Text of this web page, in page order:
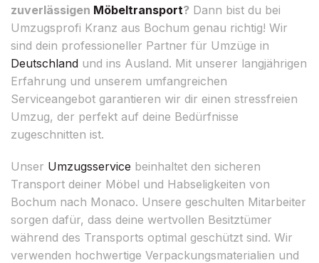
zuverlässigen Möbeltransport? Dann bist du bei
Umzugsprofi Kranz aus Bochum genau richtig! Wir
sind dein professioneller Partner für Umzüge in
Deutschland und ins Ausland. Mit unserer langjährigen
Erfahrung und unserem umfangreichen
Serviceangebot garantieren wir dir einen stressfreien
Umzug, der perfekt auf deine Bedürfnisse
zugeschnitten ist.
Unser Umzugsservice beinhaltet den sicheren
Transport deiner Möbel und Habseligkeiten von
Bochum nach Monaco. Unsere geschulten Mitarbeiter
sorgen dafür, dass deine wertvollen Besitztümer
während des Transports optimal geschützt sind. Wir
verwenden hochwertige Verpackungsmaterialien und